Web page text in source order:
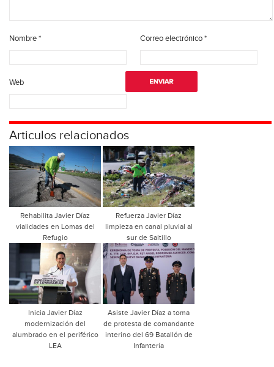
Nombre* Correo electrónico*
Web
Articulos relacionados
Rehabilita Javier Díaz
vialidades en Lomas del
Refugio
Refuerza Javier Díaz
limpieza en canal pluvial al
sur de Saltillo
Inicia Javier Díaz
modernización del
alumbrado en el periférico
LEA
Asiste Javier Díaz a toma
de protesta de comandante
interino del 69 Batallón de
Infantería